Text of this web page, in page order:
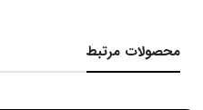
محصولات مرتبط